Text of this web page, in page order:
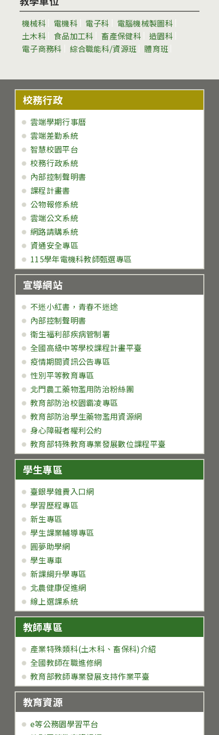
機械科 電機科 電子科
電腦機械製圖科
土木科
食品加工科 畜產保健科
造園科
電子商務科
綜合職能科/資源班 體育班
校務行政
雲端學期行事曆
雲端差勤系統
智慧校園平台
校務行政系統
內部控制聲明書
課程計畫書
公物報修系統
雲端公文系統
網路請購系統
資通安全專區
115學年電機科教師甄選專區
宣導網站
不迷小紅書，青春不迷途
內部控制聲明書
衛生福利部疾病管制署
全國高級中等學校課程計畫平臺
疫情期間資訊公告專區
性別平等教育專區
北門農工藥物濫用防治粉絲團
教育部防治校園霸凌專區
教育部防治學生藥物濫用資源網
身心障礙者權利公約
教育部特殊教育專業發展數位課程平臺
學生專區
臺銀學雜費入口網
學習歷程專區
新生專區
學生課業輔導專區
圓夢助學網
學生專車
新課綱升學專區
北農健康促進網
線上選課系統
教師專區
產業特殊類科(土木科、畜保科)介紹
全國教師在職進修網
教育部教師專業發展支持作業平臺
教育資源
e等公務園學習平台